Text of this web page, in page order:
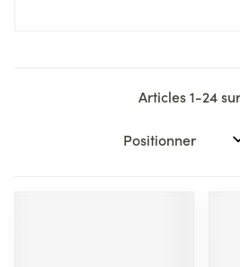
Articles1-24sur
Trier par: